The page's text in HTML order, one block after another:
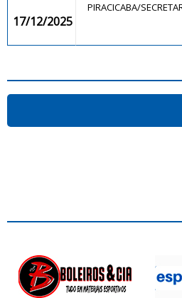
17/12/2025
PIRACICABA/